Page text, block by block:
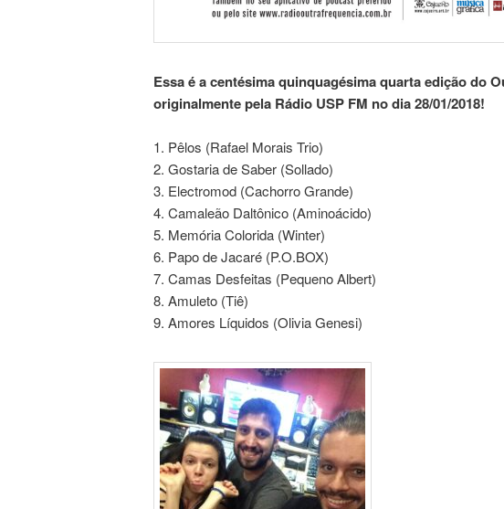
Essa é a centésima quinquagésima quarta edição do
originalmente pela Rádio USP FM no dia 28/01/2018!
1. Pêlos (Rafael Morais Trio)
2. Gostaria de Saber (Sollado)
3. Electromod (Cachorro Grande)
4. Camaleão Daltônico (Aminoácido)
5. Memória Colorida (Winter)
6. Papo de Jacaré (P.O.BOX)
7. Camas Desfeitas (Pequeno Albert)
8. Amuleto (Tiê)
9. Amores Líquidos (Olivia Genesi)